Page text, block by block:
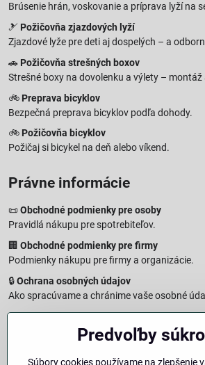
Brúsenie hrán, voskovanie a príprava lyží na
🎿 Požičovňa zjazdových lyží
Zjazdové lyže pre deti aj dospelých – a
🚗 Požičovňa strešných boxov
Strešné boxy na dovolenku a výlety –
🚲 Preprava bicyklov
Bezpečná preprava bicyklov podľa dohody.
🚲 Požičovňa bicyklov
Požičaj si bicykel na deň alebo víkend.
Právne informácie
📜 Obchodné podmienky pre osoby
Pravidlá nákupu pre spotrebiteľov.
🏢 Obchodné podmienky pre firmy
Podmienky nákupu pre firmy a organizácie.
🔒Ochrana osobných údajov
Ako spracúvame a chránime vaše osobné
🧾Reklamačný formulár
Jednoduché podanie reklamácie
Predvoľby
Súbory cookies používame na zlepšenie